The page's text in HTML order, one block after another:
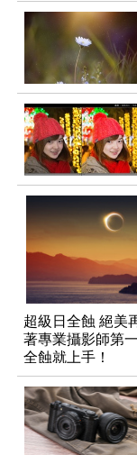
超級日全蝕 絕美
著專業攝影師第
全蝕就上手！